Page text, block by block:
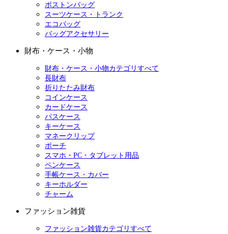
ボストンバッグ
スーツケース・トランク
エコバッグ
バッグアクセサリー
財布・ケース・小物
財布・ケース・小物カテゴリすべて
長財布
折りたたみ財布
コインケース
カードケース
パスケース
キーケース
マネークリップ
ポーチ
スマホ・PC・タブレット用品
ペンケース
手帳ケース・カバー
キーホルダー
チャーム
ファッション雑貨
ファッション雑貨カテゴリすべて